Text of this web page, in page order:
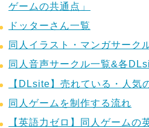
ゲームの共通点」
ドッターさん一覧
同人イラスト・マンガサーク
同人音声サークル一覧&各
【DLsite】売れている・人気
同人ゲームを制作する流れ
【英語力ゼロ】同人ゲーム